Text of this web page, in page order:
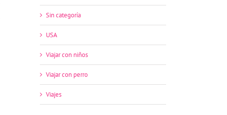
Sin categoría
USA
Viajar con niños
Viajar con perro
Viajes